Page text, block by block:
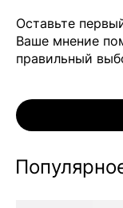
Оставьте
Ваше мнение
правильный